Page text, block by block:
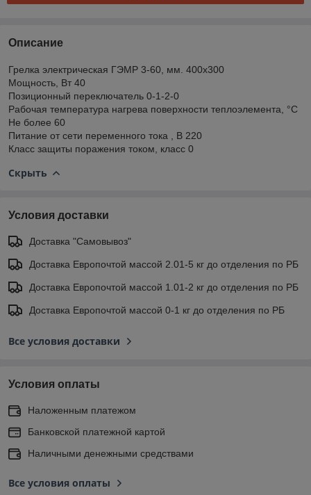
Описание
Грелка электрическая ГЭМР 3-60, мм. 400х300
Мощность, Вт 40
Позиционный переключатель 0-1-2-0
Рабочая температура нагрева поверхности теплоэлемента, °С
Не более 60
Питание от сети переменного тока , В 220
Класс защиты поражения током, класс 0
Скрыть
Условия доставки
Доставка "Самовывоз"
Доставка Европочтой массой 2.01-5 кг до отделения по РБ
Доставка Европочтой массой 1.01-2 кг до отделения по РБ
Доставка Европочтой массой 0-1 кг до отделения по РБ
Все условия доставки
Условия оплаты
Наложенным платежом
Банковской платежной картой
Наличными денежными средствами
Все условия оплаты